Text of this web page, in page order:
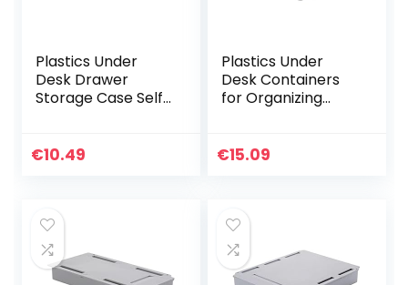
Plastics Under
Desk Drawer
Storage Case Self-
Organizing with
€10.49
Plastics Under
Desk Containers
for Organizing
Tray with Free
€15.09